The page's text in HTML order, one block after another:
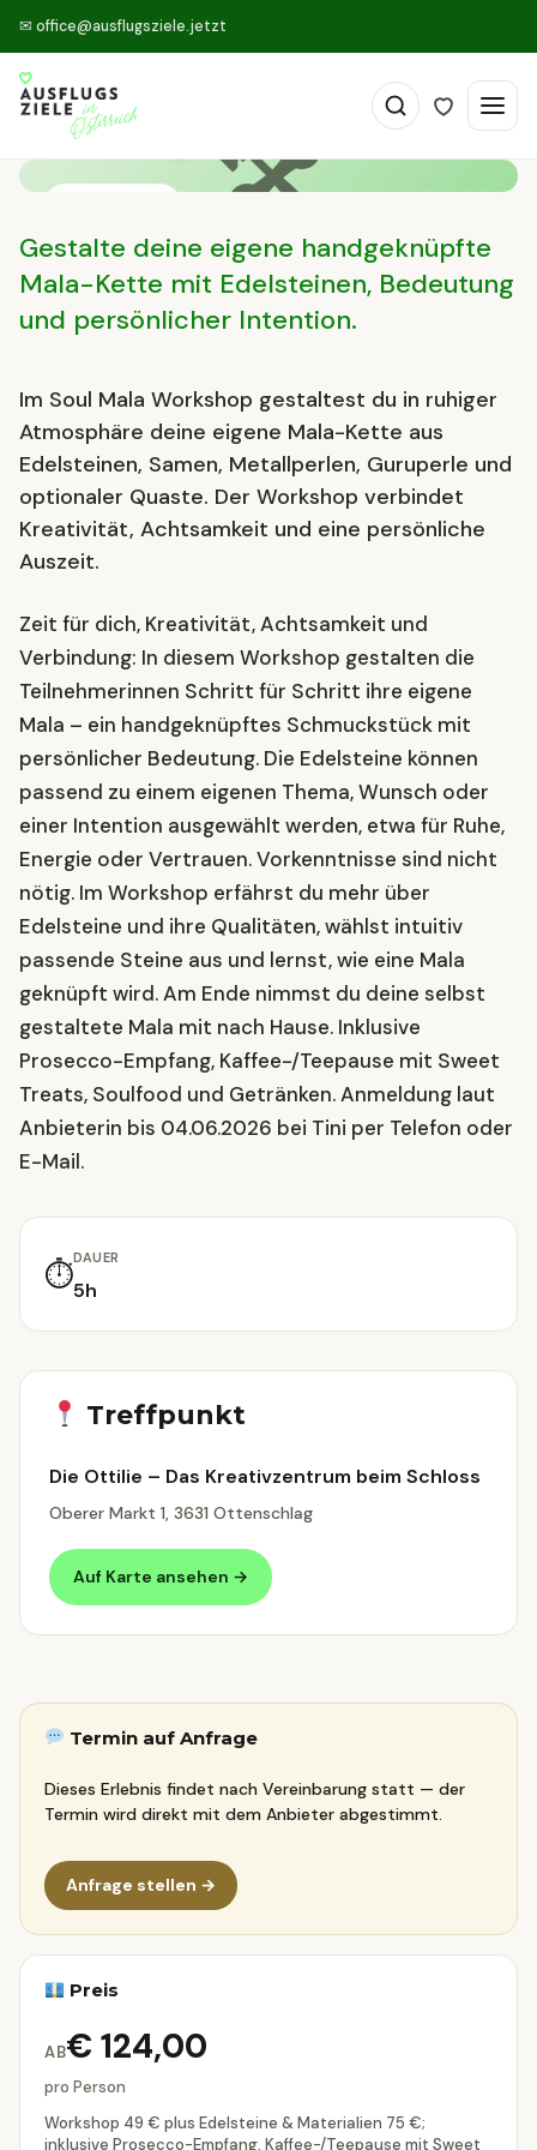
✉ office@ausflugsziele.jetzt
🛠
Soul Mala Workshop
Die Ottilie – Das Kreativzentrum beim Schloss,
Gestalte deine eigene handgeknüpfte
Mala-Kette mit Edelsteinen, Bedeutung
und persönlicher Intention.
Im Soul Mala Workshop gestaltest du in ruhiger
Atmosphäre deine eigene Mala-Kette aus
Edelsteinen, Samen, Metallperlen, Guruperle und
optionaler Quaste. Der Workshop verbindet
Kreativität, Achtsamkeit und eine persönliche
Auszeit.
Zeit für dich, Kreativität, Achtsamkeit und
Verbindung: In diesem Workshop gestalten die
Teilnehmerinnen Schritt für Schritt ihre eigene
Mala – ein handgeknüpftes Schmuckstück mit
persönlicher Bedeutung. Die Edelsteine können
passend zu einem eigenen Thema, Wunsch oder
einer Intention ausgewählt werden, etwa für Ruhe,
Energie oder Vertrauen. Vorkenntnisse sind nicht
nötig. Im Workshop erfährst du mehr über
Edelsteine und ihre Qualitäten, wählst intuitiv
passende Steine aus und lernst, wie eine Mala
geknüpft wird. Am Ende nimmst du deine selbst
gestaltete Mala mit nach Hause. Inklusive
Prosecco-Empfang, Kaffee-/Teepause mit Sweet
Treats, Soulfood und Getränken. Anmeldung laut
Anbieterin bis 04.06.2026 bei Tini per Telefon oder
E-Mail.
⏱DAUER
5h
Treffpunkt
Die Ottilie – Das Kreativzentrum beim Schloss
Oberer Markt 1, 3631 Ottenschlag
Auf Karte ansehen →
Termin auf Anfrage
Dieses Erlebnis findet nach Vereinbarung statt — der
Termin wird direkt mit dem Anbieter abgestimmt.
Anfrage stellen →
Preis
AB€ 124,00
pro Person
Workshop 49 € plus Edelsteine & Materialien 75 €;
inklusive Prosecco-Empfang, Kaffee-/Teepause mit Sweet